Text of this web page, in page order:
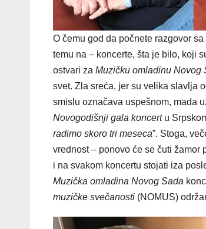
O čemu god da počnete razgovor sa
temu na – koncerte, šta je bilo, koji
ostvari za Muzičku omladinu Novog
svet. Zla sreća, jer su velika slavlja
smislu označava uspešnom, mada
Novogodišnji gala koncertu
radimo skoro tri meseca”. Stoga,
vrednost – ponovo će se čuti žamor
i na svakom koncertu stojati iza
Muzička omladina Novog Sada
muzičke svečanosti (NOMUS)